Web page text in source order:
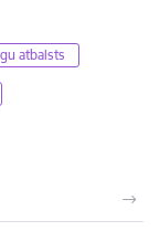
atbalsts